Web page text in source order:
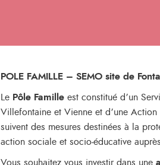
POLE FAMILLE – SEMO site de
Le Pôle Famille est constitué d’un
Villefontaine et Vienne et d’une
suivent des mesures destinées à la
action sociale et socio-éducative
Vous souhaitez vous investir dans une